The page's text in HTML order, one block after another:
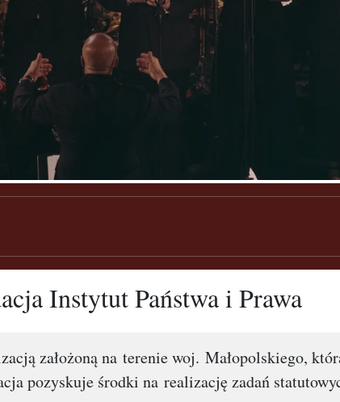
Instytut Państwa i Prawa
założoną na terenie woj. Małopolskiego,
pozyskuje środki na realizację zadań